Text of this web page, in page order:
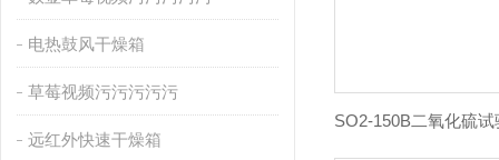
电热鼓风干燥箱
草莓视频污污污污污
远红外快速干燥箱